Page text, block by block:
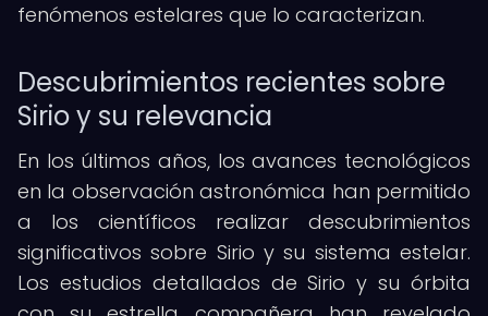
fenómenos estelares que lo caracterizan.
Descubrimientos recientes sobre
Sirio y su relevancia
En los últimos años, los avances tecnológicos
en la observación astronómica han permitido
a los científicos realizar descubrimientos
significativos sobre Sirio y su sistema estelar.
Los estudios detallados de Sirio y su órbita